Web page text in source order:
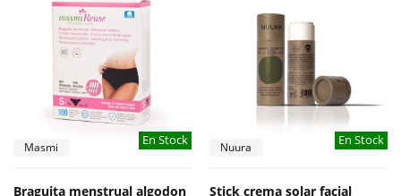
En Stock
Masmi
Braguita menstrual algodon
En Stock
Nuura
Stick crema solar facial